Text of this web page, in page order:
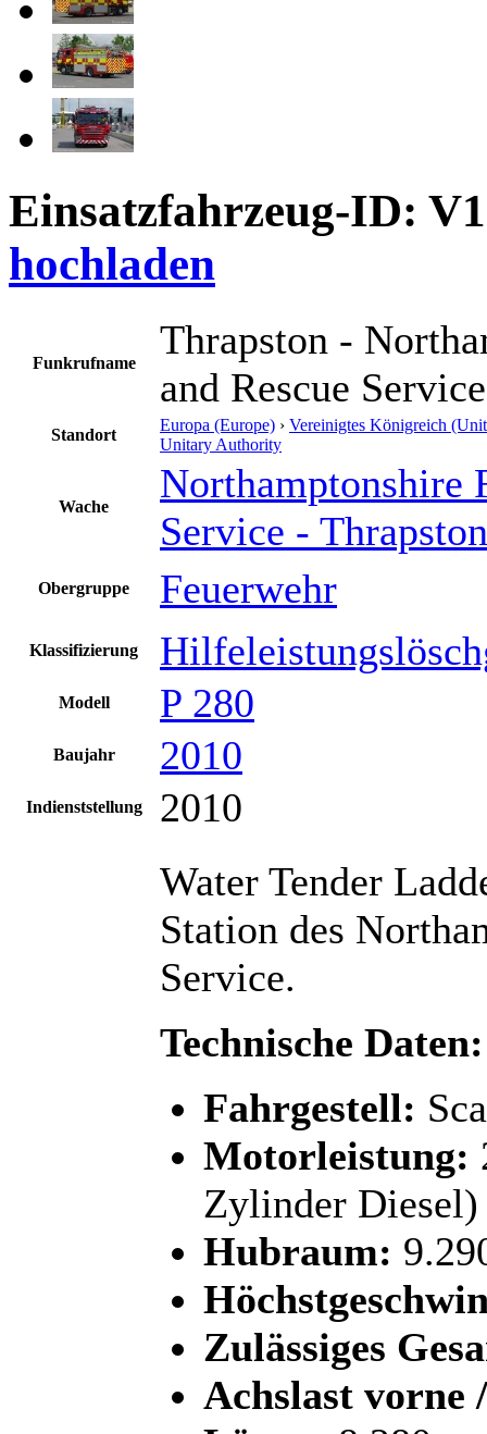
Einsatzfahrzeug-ID:
hochladen
Funkrufname
Thrapston -
and Rescue
Standort
Europa (Europe) › Vereinigtes Königreich
Unitary Authority
Wache
Northamptonshire
Service -
Obergruppe Feuerwehr
Klassifizierung
Modell P 280
Baujahr 2010
Indienststellung
2010
Water Tender
Station des
Service.
Technische Daten:
Fahrgestell:
Motorleistung:
Zylinder Diesel)
Hubraum:
Zulässiges
Achslast vorne